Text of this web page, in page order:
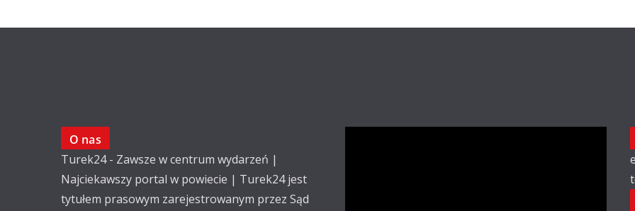
O nas
Turek24 - Zawsze w centrum wydarzeń |
Najciekawszy portal w powiecie | Turek24 jest
tytułem prasowym zarejestrowanym przez Sąd